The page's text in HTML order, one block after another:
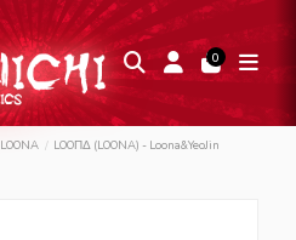
0
LOONA
LOOΠΔ (LOONA) - Loona&YeoJin